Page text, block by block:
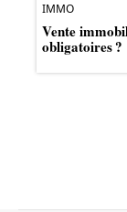
IMMO
Vente
obligatoires ?